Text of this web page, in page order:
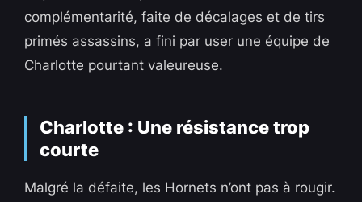
complémentarité, faite de décalages et de tirs
primés assassins, a fini par user une équipe de
Charlotte pourtant valeureuse.
Charlotte : Une résistance trop
courte
Malgré la défaite, les Hornets n’ont pas à rougir.